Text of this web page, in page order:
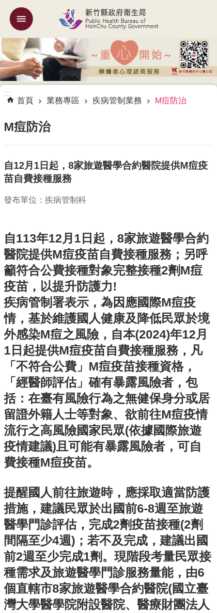
跳到主要內容區塊
機
關
簡
介
訊
公
告
務
專
員
區
主
題
專
區
便
民
服
務
政
府
資
訊
公
開
各
所
測
驗
結
核
菌
素
測
驗
:::
:::
首頁 業務專區 疾病管制業務 M痘防治
M痘防治
自12月1日起，8家旅遊醫學合約醫院提供M痘疫
苗自費接種服務
發布單位：疾病管制科
自113年12月1日起，8家旅遊醫學合約
醫院提供M痘疫苗自費接種服務；另呼
籲符合公費接種對象完整接種2劑M痘
疫苗，以提升防護力!
疾病管制署表示，為因應國際M痘疫
情，基於維護國人健康及降低民眾於境
外感染M痘之風險，自本(2024)年12月
1日起提供M痘疫苗自費接種服務，凡
「不符合公費」M痘疫苗接種資格，
「經醫師評估」確有暴露風險者，包
括：在臺有風險行為之無健保身分或居
留證外籍人士等對象、欲前往M痘疫情
流行之高風險國家民眾(依據國際旅遊
疫情建議)且可能有暴露風險者，可自
費接種M痘疫苗。
提醒國人前往旅遊時，應採取適當防護
措施，建議民眾於出國前6-8週至旅遊
醫學門診評估，完成2劑疫苗接種(2劑
間隔至少4週)；若不及完成，建議出國
前2週至少完成1劑。現階段考量民眾接
種需求及旅遊醫學門診服務量能，由6
個直轄市8家旅遊醫學合約醫院(國立臺
灣大學醫學院附設醫院、醫療財團法人